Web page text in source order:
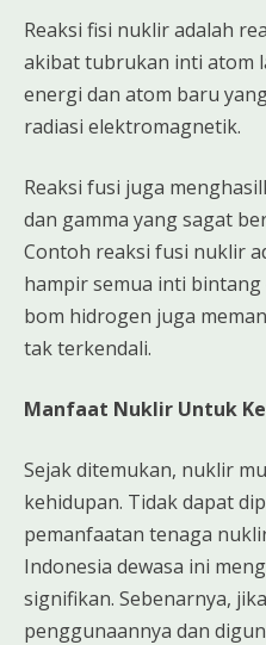
Reaksi fisi nuklir adalah
akibat tubrukan inti atom
energi dan atom baru
radiasi elektromagnetik.
Reaksi fusi juga
dan gamma yang sagat
Contoh reaksi fusi nuklir
hampir semua inti bintang
bom hidrogen juga
tak terkendali.
Manfaat Nuklir Untuk
Sejak ditemukan, nuklir
kehidupan. Tidak dapat
pemanfaatan tenaga
Indonesia dewasa ini
signifikan. Sebenarnya,
penggunaannya dan